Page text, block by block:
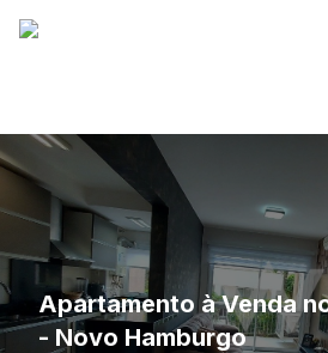
Apartamento à Venda
- Novo Hamburgo